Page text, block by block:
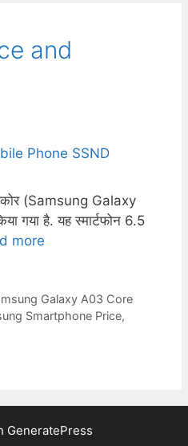
and
(Samsung Galaxy
गया है. यह स्मार्टफोन 6.5
more
Galaxy A03 Core
Smartphone Price,
GeneratePress